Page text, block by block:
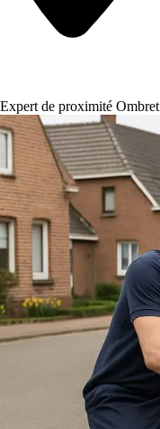
Expert de proximité Ombret